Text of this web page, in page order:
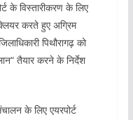
के विस्तारीकरण के लिए
करते हुए अग्रिम
पिथौरागढ़ को
तैयार करने के निर्देश
के लिए एयरपोर्ट